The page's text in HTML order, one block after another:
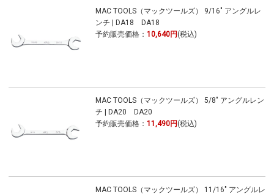
MAC TOOLS（マックツールズ） 9/16" アングルレ
ンチ | DA18 DA18
予約販売価格： 10,640円 (税込)
MAC TOOLS（マックツールズ） 5/8" アングルレン
チ | DA20 DA20
予約販売価格： 11,490円 (税込)
MAC TOOLS（マックツールズ） 11/16" アングルレ